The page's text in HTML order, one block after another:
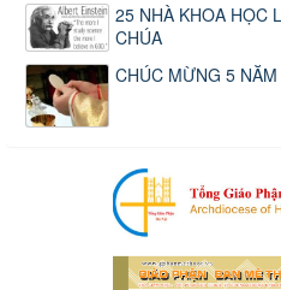
25 NHÀ KHOA HỌC
CHÚA
CHÚC MỪNG 5